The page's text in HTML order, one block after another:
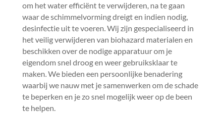
om het water efficiënt te verwijderen, na te gaan
waar de schimmelvorming dreigt en indien nodig,
desinfectie uit te voeren.​ Wij zijn gespecialiseerd in
het veilig verwijderen van biohazard materialen en
beschikken over de nodige apparatuur om je
eigendom snel droog en weer gebruiksklaar te
maken.​ We bieden een persoonlijke benadering
waarbij we nauw met je samenwerken om de schade
te beperken en je zo snel mogelijk weer op de been
te helpen.​